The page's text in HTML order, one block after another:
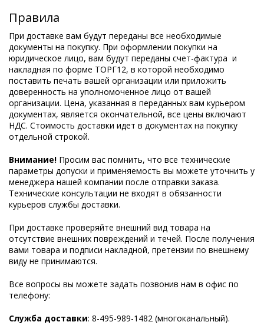
Правила
При доставке вам будут переданы все необходимые
документы на покупку. При оформлении покупки на
юридическое лицо, вам будут переданы счет-фактура и
накладная по форме ТОРГ12, в которой необходимо
поставить печать вашей организации или приложить
доверенность на уполномоченное лицо от вашей
организации. Цена, указанная в переданных вам курьером
документах, является окончательной, все цены включают
НДС. Стоимость доставки идет в документах на покупку
отдельной строкой.
Внимание! Просим вас помнить, что все технические
параметры допуски и применяемость вы можете уточнить у
менеджера нашей компании после отправки заказа.
Технические консультации не входят в обязанности
курьеров службы доставки.
При доставке проверяйте внешний вид товара на
отсутствие внешних повреждений и течей. После получения
вами товара и подписи накладной, претензии по внешнему
виду не принимаются.
Все вопросы вы можете задать позвонив нам в офис по
телефону:
Служба доставки: 8-495-989-1482 (многоканальный).